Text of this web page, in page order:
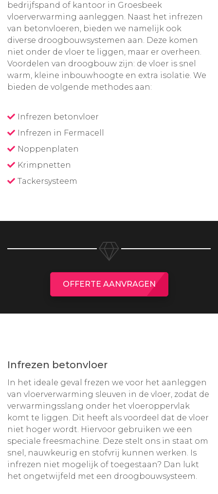
bedrijfspand of kantoor in Groesbeek
vloerverwarming aanleggen. Naast het infrezen
van betonvloeren, bieden we namelijk ook
diverse droogbouwsystemen aan. Deze komen
niet onder de vloer te liggen, maar er overheen.
Voordelen van droogbouw zijn: de vloer is snel
warm, kleine inbouwhoogte en extra isolatie. We
bieden de volgende methodes aan:
Infrezen betonvloer
Infrezen in Fermacell
Noppenplaten
Krimpnetten
Tackersysteem
OFFERTE AANVRAGEN
Infrezen betonvloer
In het ideale geval frezen we voor het aanleggen
van vloerverwarming sleuven in de vloer, zodat de
verwarmingsslang onder het vloeroppervlak
komt te liggen. Dit heeft als voordeel dat de vloer
niet hoger wordt. Hiervoor gebruiken we een
speciale freesmachine. Deze stelt ons in staat om
snel, nauwkeurig en stofvrij kunnen werken. Is
infrezen niet mogelijk of toegestaan? Dan lukt
het ongetwijfeld met een droogbouwsysteem.